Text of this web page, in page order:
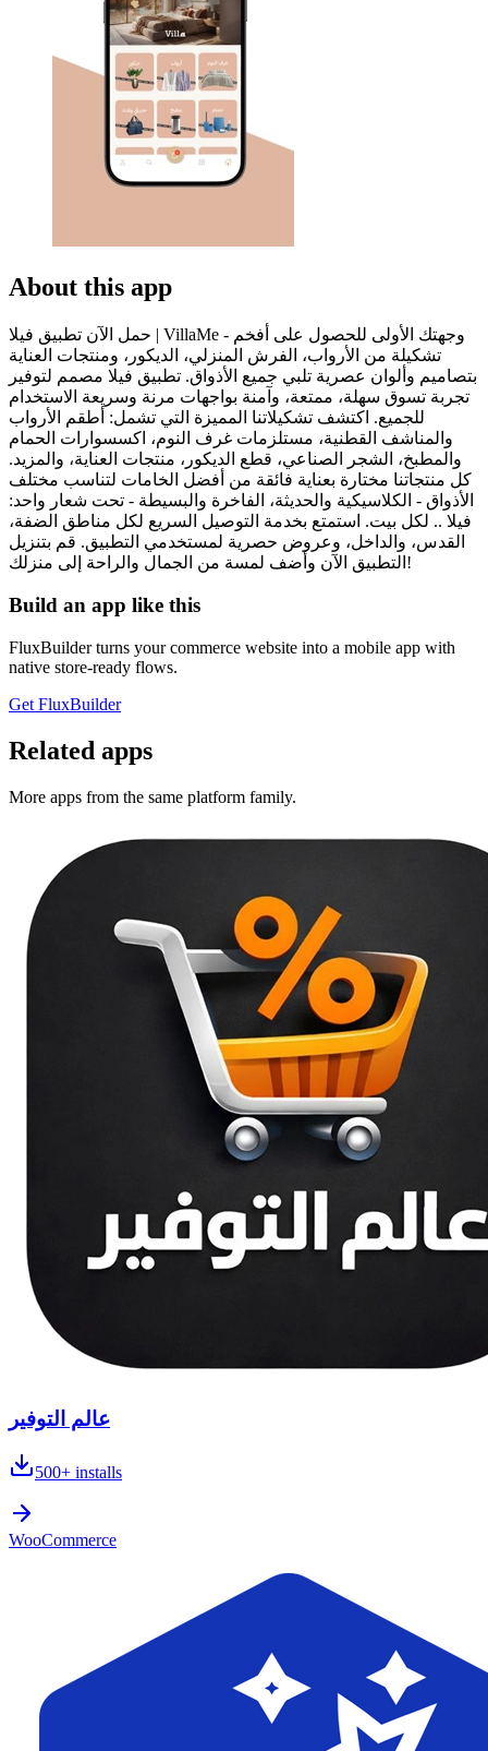
About this app
حمل الآن تطبيق فيلا | VillaMe - وجهتك الأولى للحصول على أفخم
تشكيلة من الأرواب، الفرش المنزلي، الديكور، ومنتجات العناية
بتصاميم وألوان عصرية تلبي جميع الأذواق. تطبيق فيلا مصمم لتوفير
تجربة تسوق سهلة، ممتعة، وآمنة بواجهات مرنة وسريعة الاستخدام
للجميع. اكتشف تشكيلاتنا المميزة التي تشمل: أطقم الأرواب
والمناشف القطنية، مستلزمات غرف النوم، اكسسوارات الحمام
والمطبخ، الشجر الصناعي، قطع الديكور، منتجات العناية، والمزيد.
كل منتجاتنا مختارة بعناية فائقة من أفضل الخامات لتناسب مختلف
الأذواق - الكلاسيكية والحديثة، الفاخرة والبسيطة - تحت شعار واحد:
فيلا .. لكل بيت. استمتع بخدمة التوصيل السريع لكل مناطق الضفة،
القدس، والداخل، وعروض حصرية لمستخدمي التطبيق. قم بتنزيل
التطبيق الآن وأضف لمسة من الجمال والراحة إلى منزلك!
Build an app like this
FluxBuilder turns your commerce website into a mobile app with
native store-ready flows.
Get FluxBuilder
Related apps
More apps from the same platform family.
عالم التوفير
500+ installs
WooCommerce